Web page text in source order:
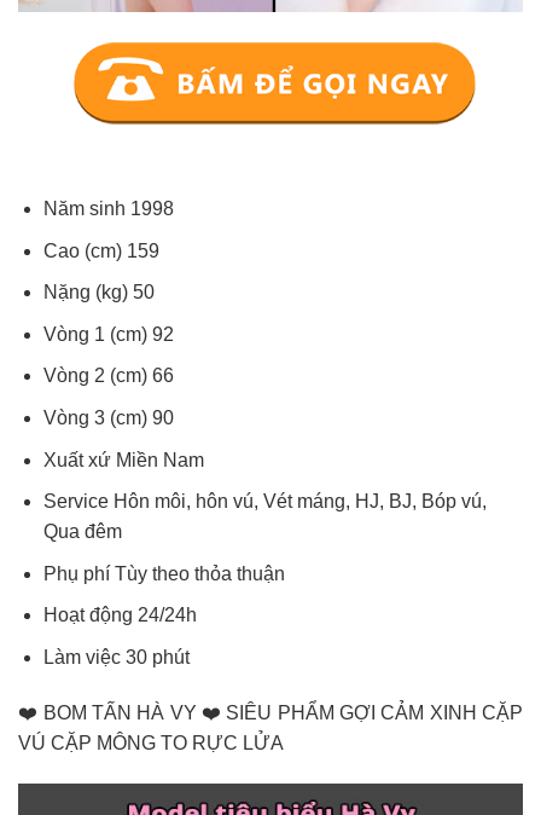
Năm sinh 1998
Cao (cm) 159
Nặng (kg) 50
Vòng 1 (cm) 92
Vòng 2 (cm) 66
Vòng 3 (cm) 90
Xuất xứ Miền Nam
Service Hôn môi, hôn vú, Vét máng, HJ, BJ, Bóp vú,
Qua đêm
Phụ phí Tùy theo thỏa thuận
Hoạt động 24/24h
Làm việc 30 phút
❤️ BOM TẤN HÀ VY ❤️ SIÊU PHẨM GỢI CẢM XINH CẶP
VÚ CẶP MÔNG TO RỰC LỬA